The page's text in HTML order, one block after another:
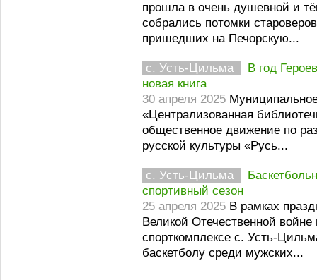
прошла в очень душевной и
собрались потомки
пришедших на Печорскую...
с. Усть-Цильма
В год
новая книга
30 апреля 2025
«Централизованная
общественное движение по
русской культуры «Русь...
с. Усть-Цильма
спортивный сезон
25 апреля 2025 В рамках
Великой Отечественной
спорткомплексе с. Усть-
баскетболу среди мужских...